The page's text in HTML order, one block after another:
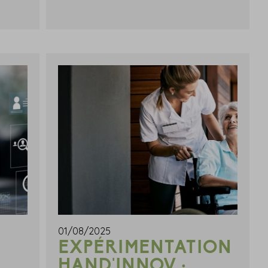
01/08/2025
EXPÉRIMENTATION